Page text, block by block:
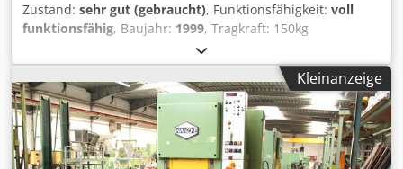
Zustand: sehr gut (gebraucht), Funktionsfähigkeit: voll
funktionsfähig, Baujahr: 1999, Tragkraft: 150kg
Bandbreite: max. 100mm Dwjdsh T Ducjpfx Akkoa
Coildurchmesser: max. 1.200mm Spreizbereich: 320 ...
520mm Ausfuehrung: • Haspel auf fahrbarem Rahmen
montiert • Anlegesscheibe hinten, Begrenzungsring vorne •
manuell einstellbare Bremse
Kleinanzeige